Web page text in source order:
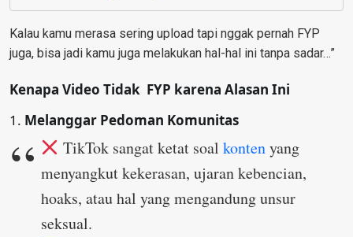
Kalau kamu merasa sering upload tapi nggak pernah FYP
juga, bisa jadi kamu juga melakukan hal-hal ini tanpa sadar…”
Kenapa Video Tidak FYP karena Alasan Ini
1. Melanggar Pedoman Komunitas
TikTok sangat ketat soal kontenyang
menyangkut kekerasan, ujaran kebencian,
hoaks, atau hal yang mengandung unsur
seksual.